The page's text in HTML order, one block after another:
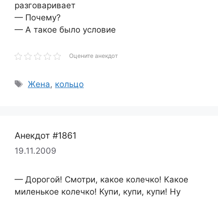
разговаривает
— Почему?
— А такое было условие
Оцените анекдот
Метки
Жена, кольцо
Анекдот #1861
19.11.2009
— Дорогой! Смотри, какое колечко! Какое
миленькое колечко! Купи, купи, купи! Ну